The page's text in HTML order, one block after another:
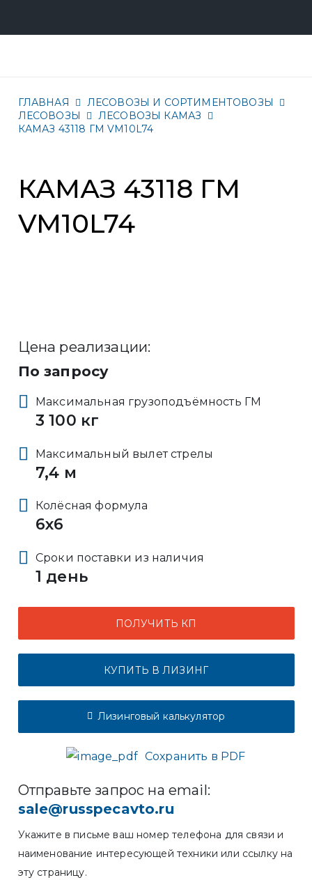
ГЛАВНАЯ
ЛЕСОВОЗЫ И СОРТИМЕНТОВОЗЫ
ЛЕСОВОЗЫ
ЛЕСОВОЗЫ КАМАЗ
КАМАЗ 43118 ГМ VM10L74
КАМАЗ 43118 ГМ
VM10L74
Цена реализации:
По запросу
Максимальная грузоподъёмность ГМ
3 100 кг
Максимальный вылет стрелы
7,4 м
Колёсная формула
6x6
Сроки поставки из наличия
1 день
ПОЛУЧИТЬ КП
КУПИТЬ В ЛИЗИНГ
Лизинговый калькулятор
Сохранить в PDF
Отправьте запрос на email:
sale@russpecavto.ru
Укажите в письме ваш номер телефона для связи и
наименование интересующей техники или ссылку на
эту страницу.